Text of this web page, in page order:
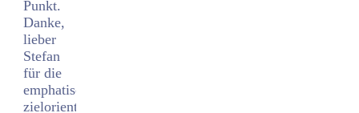
Punkt.
Danke,
lieber
Stefan
für die
emphatische,
zielorientierte